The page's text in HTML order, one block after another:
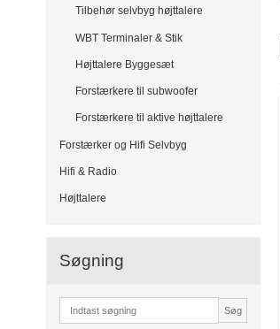
Tilbehør selvbyg højttalere
WBT Terminaler & Stik
Højttalere Byggesæt
Forstærkere til subwoofer
Forstærkere til aktive højttalere
Forstærker og Hifi Selvbyg
Hifi & Radio
Højttalere
Søgning
Søg